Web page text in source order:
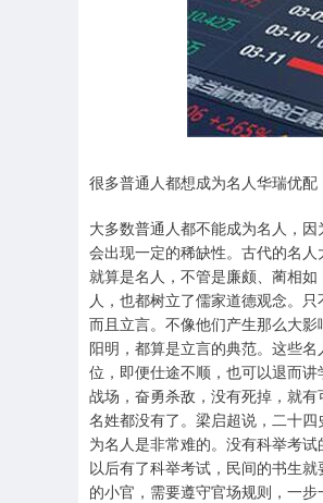
很多普通人都想成为名人华瑞优
大多数普通人都不能成为名人，
会出现一定的稀缺性。古代的名
就算是名人，不管是廉颇、蔺相
人，也都树立了儒家道德观念。
而且立言。不像他们产生那么大
阳明，都算是立言的典范。这些
位，即便仕途不顺，也可以退而
战场，奋勇杀敌，没有死掉，就
名姓都没有了。梁启超说，二十
为名人是非常难的。没有科举考
以后有了科举考试，民间的书生
的小官，需要遵守官场规则，一步
深证成指